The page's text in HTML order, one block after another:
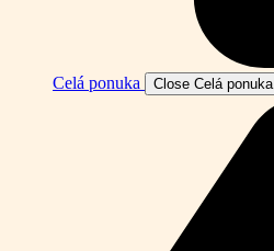
Celá ponuka Close Celá ponuka